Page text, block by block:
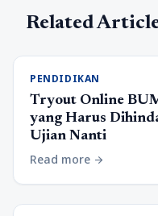
Related
PENDIDIKAN
Tryout Online
yang Harus
Ujian Nanti
Read more arrow_forward